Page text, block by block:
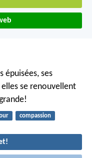
épuisées, ses
elles se renouvellent
compassion